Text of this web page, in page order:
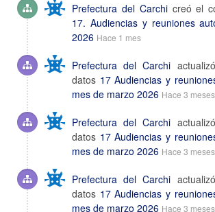
Prefectura del Carchicreó el
17. Audiencias y reuniones
2026 Hace 1 mes
Prefectura del Carchi
datos 17 Audiencias y
mes de marzo 2026 Hace 3 meses
Prefectura del Carchi
datos 17 Audiencias y
mes de marzo 2026 Hace 3 meses
Prefectura del Carchi
datos 17 Audiencias y
mes de marzo 2026 Hace 3 meses